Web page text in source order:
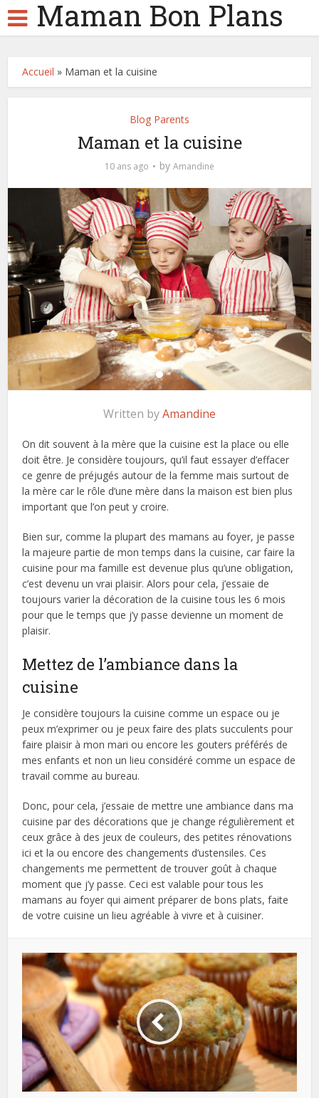
Maman Bon Plans
Accueil » Maman et la cuisine
Blog Parents
Maman et la cuisine
10 ans ago by Amandine
Written byAmandine
On dit souvent à la mère que la cuisine est la place ou elle
doit être. Je considère toujours, qu’il faut essayer d’effacer
ce genre de préjugés autour de la femme mais surtout de
la mère car le rôle d’une mère dans la maison est bien plus
important que l’on peut y croire.
Bien sur, comme la plupart des mamans au foyer, je passe
la majeure partie de mon temps dans la cuisine, car faire la
cuisine pour ma famille est devenue plus qu’une obligation,
c’est devenu un vrai plaisir. Alors pour cela, j’essaie de
toujours varier la décoration de la cuisine tous les 6 mois
pour que le temps que j’y passe devienne un moment de
plaisir.
Mettez de l’ambiance dans la
cuisine
Je considère toujours la cuisine comme un espace ou je
peux m’exprimer ou je peux faire des plats succulents pour
faire plaisir à mon mari ou encore les gouters préférés de
mes enfants et non un lieu considéré comme un espace de
travail comme au bureau.
Donc, pour cela, j’essaie de mettre une ambiance dans ma
cuisine par des décorations que je change régulièrement et
ceux grâce à des jeux de couleurs, des petites rénovations
ici et la ou encore des changements d’ustensiles. Ces
changements me permettent de trouver goût à chaque
moment que j’y passe. Ceci est valable pour tous les
mamans au foyer qui aiment préparer de bons plats, faite
de votre cuisine un lieu agréable à vivre et à cuisiner.